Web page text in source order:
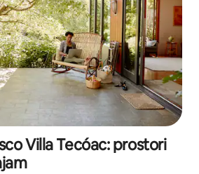
Villa Tecóac: prostori